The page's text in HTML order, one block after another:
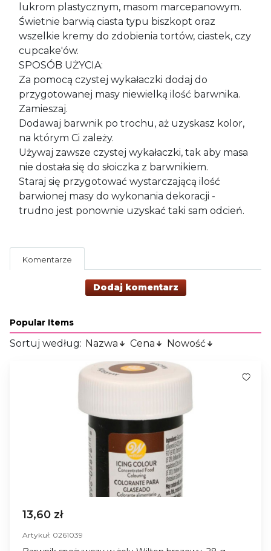
lukrom plastycznym, masom marcepanowym.
Świetnie barwią ciasta typu biszkopt oraz
wszelkie kremy do zdobienia tortów, ciastek, czy
cupcake'ów.
SPOSÓB UŻYCIA:
Za pomocą czystej wykałaczki dodaj do
przygotowanej masy niewielką ilość barwnika.
Zamieszaj.
Dodawaj barwnik po trochu, aż uzyskasz kolor,
na którym Ci zależy.
Używaj zawsze czystej wykałaczki, tak aby masa
nie dostała się do słoiczka z barwnikiem.
Staraj się przygotować wystarczającą ilość
barwionej masy do wykonania dekoracji -
trudno jest ponownie uzyskać taki sam odcień.
Komentarze
Dodaj komentarz
Popular Items
Sortuj według: Nazwa Cena Nowość
13,60 zł
Artykuł: 0261039